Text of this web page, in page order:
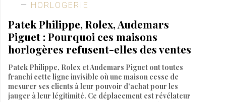
HORLOGERIE
Patek Philippe, Rolex, Audemars
Piguet : Pourquoi ces maisons
horlogères refusent-elles des ventes
Patek Philippe, Rolex et Audemars Piguet ont toutes
franchi cette ligne invisible où une maison cesse de
mesurer ses clients à leur pouvoir d’achat pour les
jauger à leur légitimité. Ce déplacement est révélateur